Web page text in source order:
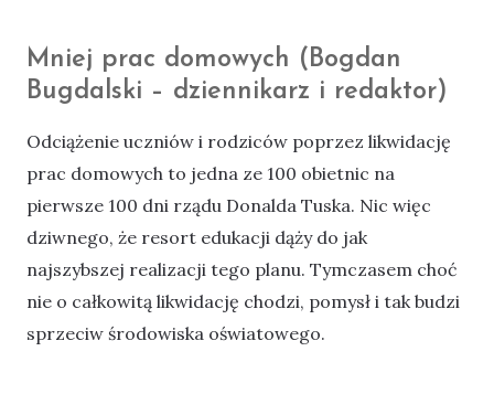
Mniej prac domowych (Bogdan
Bugdalski – dziennikarz i redaktor)
Odciążenie uczniów i rodziców poprzez likwidację
prac domowych to jedna ze 100 obietnic na
pierwsze 100 dni rządu Donalda Tuska. Nic więc
dziwnego, że resort edukacji dąży do jak
najszybszej realizacji tego planu. Tymczasem choć
nie o całkowitą likwidację chodzi, pomysł i tak budzi
sprzeciw środowiska oświatowego.